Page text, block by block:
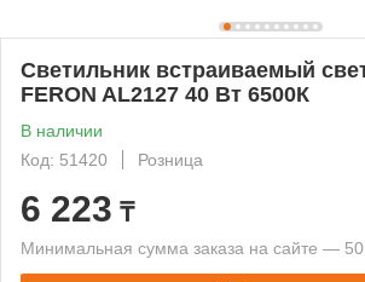
Светильник встраиваемый
FERON AL2127 40 Вт 6500К
В наличии
Код: 51420
Розница
6 223 ₸
Минимальная сумма заказа на сайте —